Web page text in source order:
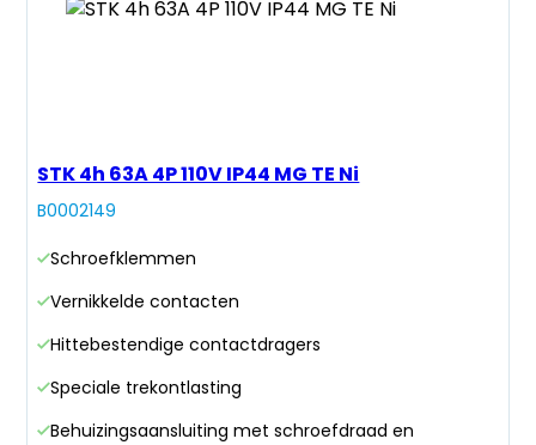
STK 4h 63A 4P 110V IP44 MG TE Ni
B0002149
Schroefklemmen
Vernikkelde contacten
Hittebestendige contactdragers
Speciale trekontlasting
Behuizingsaansluiting met schroefdraad en